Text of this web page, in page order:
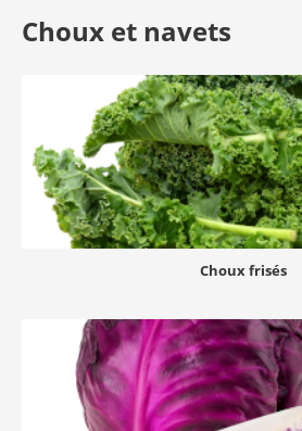
Choux et navets
Choux frisés